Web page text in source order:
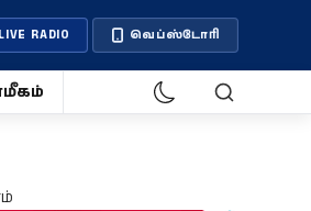
LIVE RADIO வெப்ஸ்டோரி